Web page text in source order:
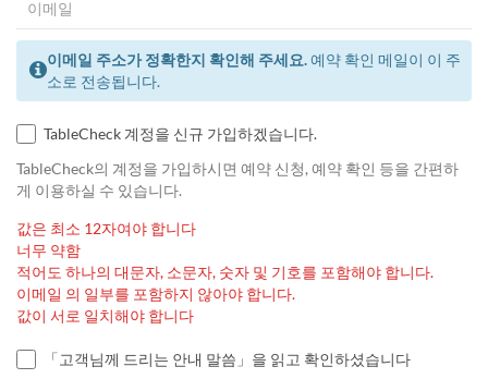
이메일 주소가 정확한지 확인해 주세요.예약 확인 메일이 이 주
소로 전송됩니다.
TableCheck 계정을 신규 가입하겠습니다.
TableCheck의 계정을 가입하시면 예약 신청, 예약 확인 등을 간편하
게 이용하실 수 있습니다.
값은 최소 12자여야 합니다
너무 약함
적어도 하나의 대문자, 소문자, 숫자 및 기호를 포함해야 합니다.
이메일 의 일부를 포함하지 않아야 합니다.
값이 서로 일치해야 합니다
「고객님께 드리는 안내 말씀」을 읽고 확인하셨습니다